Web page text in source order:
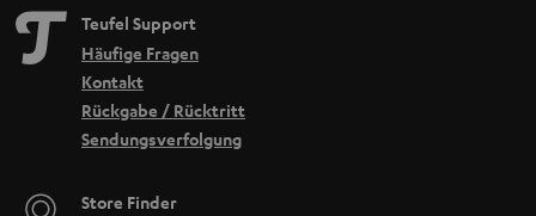
Teufel Support
Häufige Fragen
Kontakt
Rückgabe / Rücktritt
Sendungsverfolgung
Store Finder